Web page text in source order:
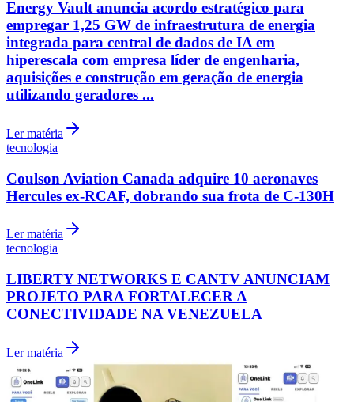
Energy Vault anuncia acordo estratégico para
empregar 1,25 GW de infraestrutura de energia
integrada para central de dados de IA em
hiperescala com empresa líder de engenharia,
aquisições e construção em geração de energia
utilizando geradores ...
Ler matéria
tecnologia
Coulson Aviation Canada adquire 10 aeronaves
Hercules ex-RCAF, dobrando sua frota de C-130H
Ler matéria
tecnologia
LIBERTY NETWORKS E CANTV ANUNCIAM
PROJETO PARA FORTALECER A
CONECTIVIDADE NA VENEZUELA
Ler matéria